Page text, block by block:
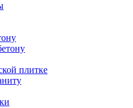
плитке